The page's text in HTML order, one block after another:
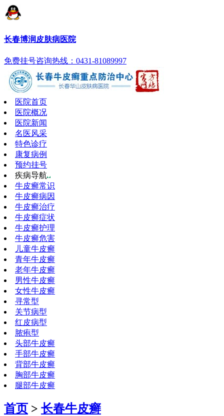
长春博润皮肤病医院
免费挂号咨询热线：0431-81089997
医院首页
医院概况
医院新闻
名医风采
特色诊疗
康复病例
预约挂号
疾病导航
牛皮癣常识
牛皮癣病因
牛皮癣治疗
牛皮癣症状
牛皮癣护理
牛皮癣危害
儿童牛皮癣
青年牛皮癣
老年牛皮癣
男性牛皮癣
女性牛皮癣
寻常型
关节病型
红皮病型
脓疱型
头部牛皮癣
手部牛皮癣
背部牛皮癣
胸部牛皮癣
腿部牛皮癣
首页 > 长春牛皮癣